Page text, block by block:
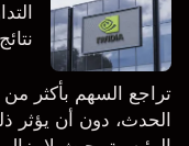
الحدث، دون أن يؤثر